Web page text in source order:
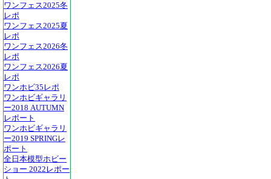
ワンフェス2025冬
レポ
ワンフェス2025夏
レポ
ワンフェス2026冬
レポ
ワンフェス2026夏
レポ
ワンホビ35レポ
ワンホビギャラリ
ー2018 AUTUMN
レポート
ワンホビギャラリ
ー2019 SPRINGレ
ポート
全日本模型ホビー
ショー 2022レポー